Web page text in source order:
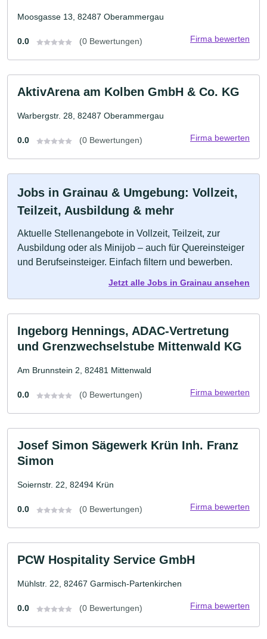
Moosgasse 13, 82487 Oberammergau
0.0 (0 Bewertungen) Firma bewerten
AktivArena am Kolben GmbH & Co. KG
Warbergstr. 28, 82487 Oberammergau
0.0 (0 Bewertungen) Firma bewerten
Jobs in Grainau & Umgebung: Vollzeit,
Teilzeit, Ausbildung & mehr
Aktuelle Stellenangebote in Vollzeit, Teilzeit, zur
Ausbildung oder als Minijob – auch für Quereinsteiger
und Berufseinsteiger. Einfach filtern und bewerben.
Jetzt alle Jobs in Grainau ansehen
Ingeborg Hennings, ADAC-Vertretung
und Grenzwechselstube Mittenwald KG
Am Brunnstein 2, 82481 Mittenwald
0.0 (0 Bewertungen) Firma bewerten
Josef Simon Sägewerk Krün Inh. Franz
Simon
Soiernstr. 22, 82494 Krün
0.0 (0 Bewertungen) Firma bewerten
PCW Hospitality Service GmbH
Mühlstr. 22, 82467 Garmisch-Partenkirchen
0.0 (0 Bewertungen) Firma bewerten